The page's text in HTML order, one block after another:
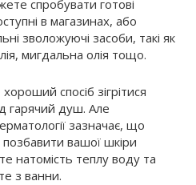
спробувати готові
в магазинах, або
зволожуючі засоби, такі як
мигдальна олія тощо.
спосіб зігрітися
гарячий душ. Але
зазначає, що
вашої шкіри
натомість теплу воду та
з ванни.